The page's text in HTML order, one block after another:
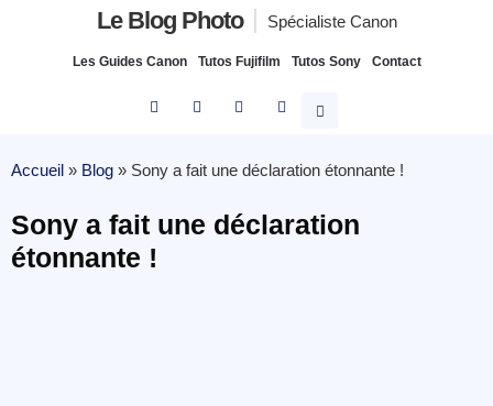
Le Blog Photo Spécialiste Canon
Les Guides Canon Tutos Fujifilm Tutos Sony Contact
Accueil » Blog » Sony a fait une déclaration étonnante !
Sony a fait une déclaration
étonnante !